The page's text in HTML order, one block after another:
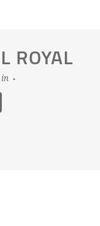
ROYAL
in